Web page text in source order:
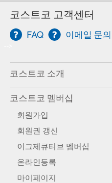
코스트코 고객센터
FAQ 이메일 문의
코스트코 소개
코스트코 멤버십
회원가입
회원권 갱신
이그제큐티브 멤버십
온라인등록
마이페이지